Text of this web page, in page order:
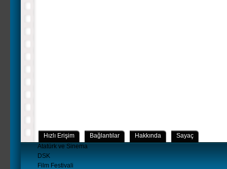
Hızlı Erişim Bağlantılar Hakkında
Sayaç
Atatürk ve Sinema
DSK
Film Festivali